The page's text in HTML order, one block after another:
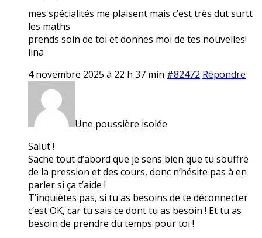
mes spécialités me plaisent mais c’est très dut surtt
les maths
prends soin de toi et donnes moi de tes nouvelles!
lina
4 novembre 2025 à 22 h 37 min #82472 Répondre
Une poussière isolée
Salut !
Sache tout d’abord que je sens bien que tu souffre
de la pression et des cours, donc n’hésite pas à en
parler si ça t’aide !
T’inquiètes pas, si tu as besoins de te déconnecter
c’est OK, car tu sais ce dont tu as besoin ! Et tu as
besoin de prendre du temps pour toi !